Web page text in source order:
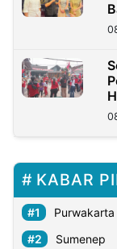
KABAR
Purwakarta
Sumenep